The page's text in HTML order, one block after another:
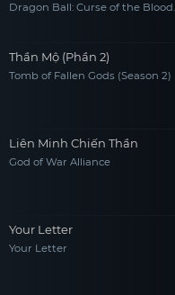
Dragon Ball: Curse of the Blood
Thần Mộ (Phần 2)
Tomb of Fallen Gods (Season 2)
Liên Minh Chiến Thần
God of War Alliance
Your Letter
Your Letter